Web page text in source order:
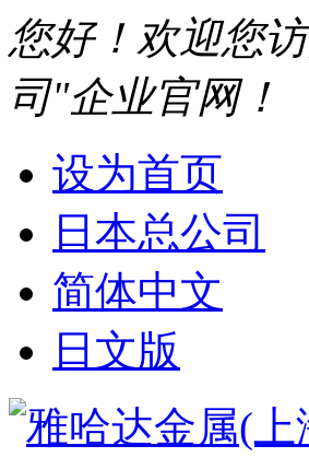
您好！欢迎您
司"企业官网！
设为首页
日本总公司
简体中文
日文版